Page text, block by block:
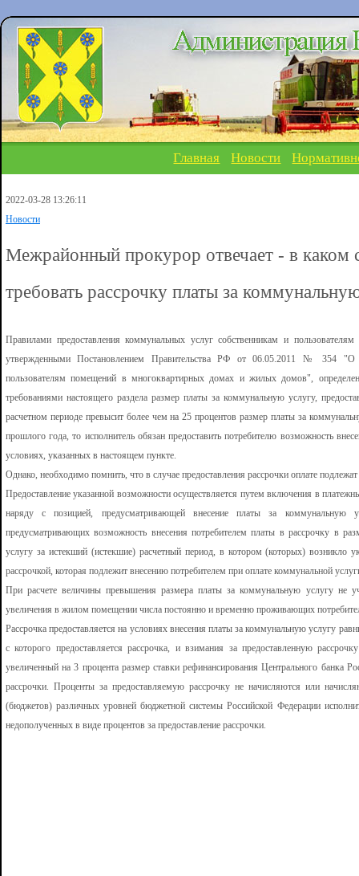
Главная Новости
2022-03-28 13:26:11
Новости
Межрайонный прокурор отвечает - в каком
требовать рассрочку платы за
Правилами предоставления коммунальных услуг собственникам и
утвержденными Постановлением Правительства РФ от 06.05.2011 № 354 "О
пользователям помещений в многоквартирных домах и жилых домов",
требованиями настоящего раздела размер платы за коммунальную услугу,
расчетном периоде превысит более чем на 25 процентов размер платы за
прошлого года, то исполнитель обязан предоставить потребителю возможность
условиях, указанных в настоящем пункте.
Однако, необходимо помнить, что в случае предоставления рассрочки оплате
Предоставление указанной возможности осуществляется путем включения в
наряду с позицией, предусматривающей внесение платы за коммунальную
предусматривающих возможность внесения потребителем платы в рассрочку в
услугу за истекший (истекшие) расчетный период, в котором (которых) возникло
рассрочкой, которая подлежит внесению потребителем при оплате коммунальной
При расчете величины превышения размера платы за коммунальную услугу не
увеличения в жилом помещении числа постоянно и временно проживающих
Рассрочка предоставляется на условиях внесения платы за коммунальную услугу
с которого предоставляется рассрочка, и взимания за предоставленную
увеличенный на 3 процента размер ставки рефинансирования Центрального банка
рассрочки. Проценты за предоставляемую рассрочку не начисляются или
(бюджетов) различных уровней бюджетной системы Российской Федерации
недополученных в виде процентов за предоставление рассрочки.